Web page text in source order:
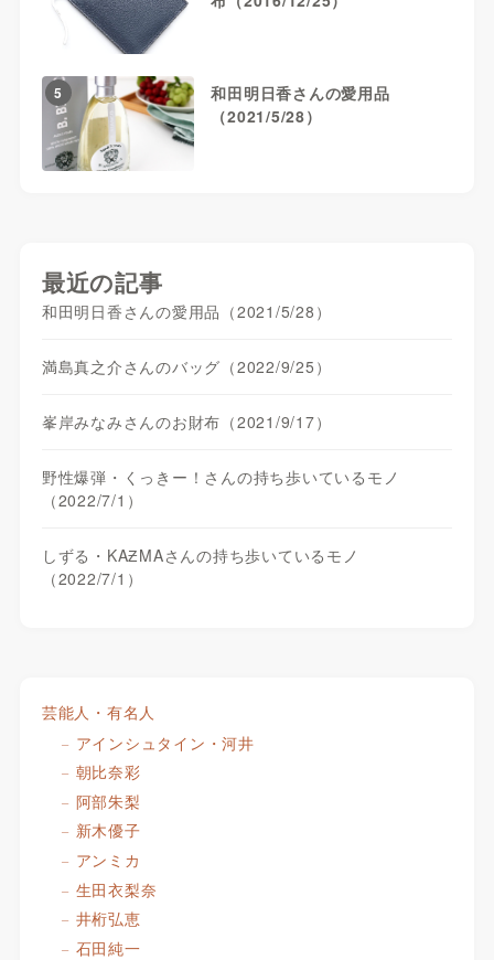
5
和田明日香さんの愛用品
（2021/5/28）
最近の記事
和田明日香さんの愛用品（2021/5/28）
満島真之介さんのバッグ（2022/9/25）
峯岸みなみさんのお財布（2021/9/17）
野性爆弾・くっきー！さんの持ち歩いているモノ
（2022/7/1）
しずる・KAƵMAさんの持ち歩いているモノ
（2022/7/1）
芸能人・有名人
アインシュタイン・河井
朝比奈彩
阿部朱梨
新木優子
アンミカ
生田衣梨奈
井桁弘恵
石田純一